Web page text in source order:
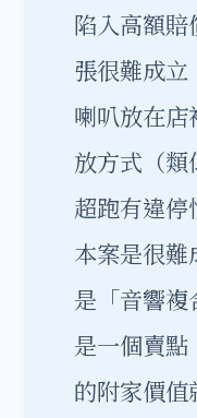
陷入高額
張很難成
喇叭放在
放方式（類
超跑有違
本案是很
是「音響
是一個賣
的附家價值